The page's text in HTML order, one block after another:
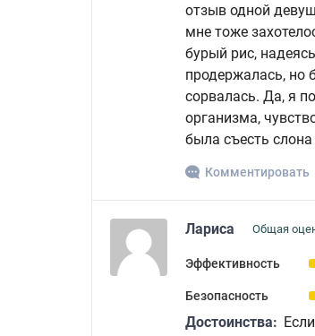
отзыв одной
мне тоже
бурый рис,
продержалась, но
сорвалась. Да, я
организма,
была съесть
Комментировать
Лариса Общая
Эффективность
Безопасность
Достоинства: